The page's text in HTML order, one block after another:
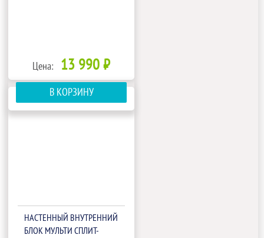
Цена: 13 990 ₽
В КОРЗИНУ
НАСТЕННЫЙ ВНУТРЕННИЙ
БЛОК МУЛЬТИ СПЛИТ-